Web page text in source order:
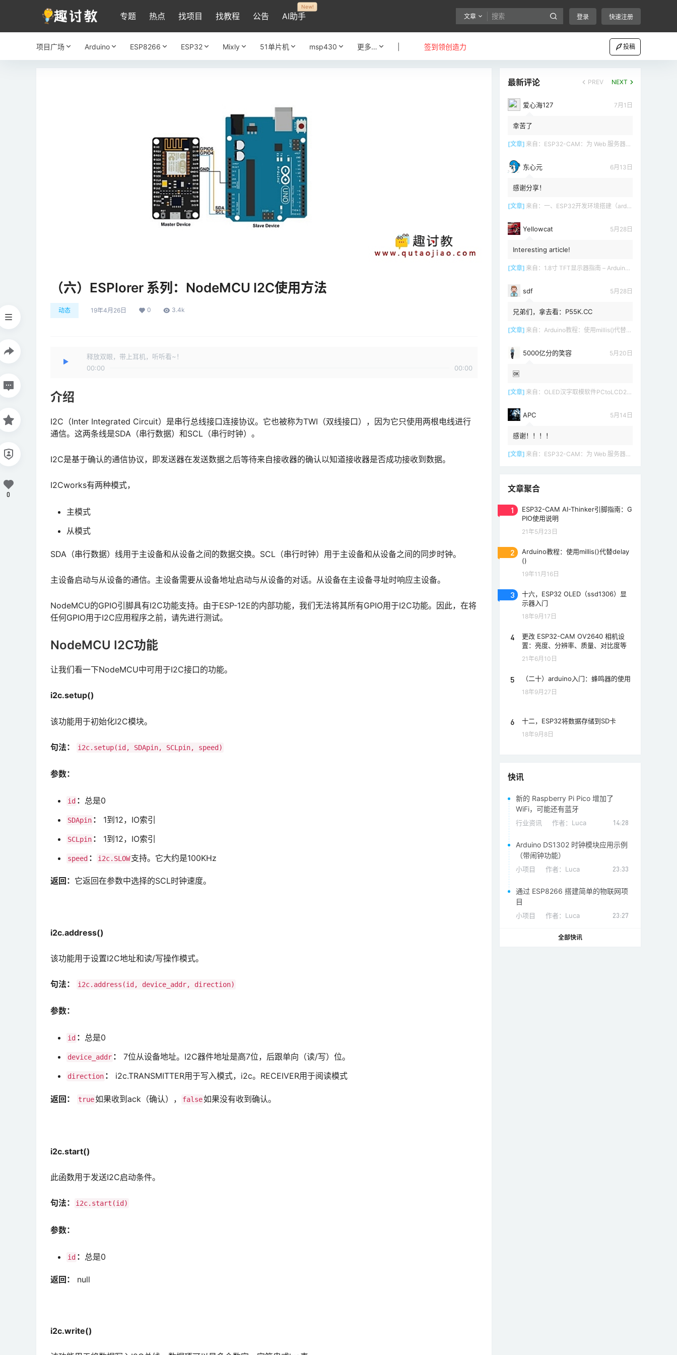
专题 热点 找项目 找教程 公告 AI助手
New!
文章 登录 快速注册
项目广场 Arduino ESP8266 ESP32 Mixly 51单片机 msp430 更多… 签到领创造力 投稿
（六）ESPlorer 系列：NodeMCU I2C使用方法
动态 19年4月26日 0 3.4k
释放双眼，带上耳机，听听看~！
00:00
00:00
介绍
I2C（Inter Integrated Circuit）是串行总线接口连接协议。它也被称为TWI（双线接口），因为它只使用两根电线进行
通信。这两条线是SDA（串行数据）和SCL（串行时钟）。
I2C是基于确认的通信协议，即发送器在发送数据之后等待来自接收器的确认以知道接收器是否成功接收到数据。
I2Cworks有两种模式，
主模式
从模式
SDA（串行数据）线用于主设备和从设备之间的数据交换。SCL（串行时钟）用于主设备和从设备之间的同步时钟。
主设备启动与从设备的通信。主设备需要从设备地址启动与从设备的对话。从设备在主设备寻址时响应主设备。
NodeMCU的GPIO引脚具有I2C功能支持。由于ESP-12E的内部功能，我们无法将其所有GPIO用于I2C功能。因此，在将
任何GPIO用于I2C应用程序之前，请先进行测试。
NodeMCU I2C功能
让我们看一下NodeMCU中可用于I2C接口的功能。
i2c.setup()
该功能用于初始化I2C模块。
句法： i2c.setup(id, SDApin, SCLpin, speed)
参数：
id ： 总是0
SDApin ： 1到12，IO索引
SCLpin ： 1到12，IO索引
speed ： i2c.SLOW支持。它大约是100KHz
返回： 它返回在参数中选择的SCL时钟速度。
i2c.address()
该功能用于设置I2C地址和读/写操作模式。
句法： i2c.address(id, device_addr, direction)
参数：
id ： 总是0
device_addr ： 7位从设备地址。I2C器件地址是高7位，后跟单向（读/写）位。
direction ： i2c.TRANSMITTER用于写入模式，i2c。RECEIVER用于阅读模式
返回： true如果收到ack（确认）， false如果没有收到确认。
i2c.start()
此函数用于发送I2C启动条件。
句法： i2c.start(id)
参数：
id ： 总是0
返回： null
i2c.write()
0
最新评论 PREV NEXT
爱心海127 7月1日
幸苦了
[文章] 来自： ESP32-CAM：为 Web 服务器（Arduino IDE）设置接入点（AP）
东心元 6月13日
感谢分享！
[文章] 来自： 一、ESP32开发环境搭建（arduino）
Yellowcat 5月28日
Interesting article!
[文章] 来自： 1.8寸 TFT显示器指南 – Arduino教程
sdf 5月28日
兄弟们，拿去看：P55K.CC
[文章] 来自： Arduino教程：使用millis()代替delay()
5000亿分的笑容 5月20日
🆗
[文章] 来自： OLED汉字取模软件PCtoLCD2002 LCD1602
APC 5月14日
感谢！！！！
[文章] 来自： ESP32-CAM：为 Web 服务器（Arduino IDE）设置接入点（AP）
文章聚合
1
ESP32-CAM AI-Thinker引脚指南：G
PIO使用说明
21年5月23日
2
Arduino教程：使用millis()代替delay
()
19年11月16日
3
十六，ESP32 OLED（ssd1306）显
示器入门
18年9月17日
4
更改 ESP32-CAM OV2640 相机设
置：亮度、分辨率、质量、对比度等
21年6月10日
5 （二十）arduino入门：蜂鸣器的使用
18年9月27日
6 十二，ESP32将数据存储到SD卡
18年9月8日
快讯
新的 Raspberry Pi Pico 增加了
WiFi，可能还有蓝牙
行业资讯 作者： Luca 14:28
Arduino DS1302 时钟模块应用示例
（带闹钟功能）
小项目 作者： Luca 23:33
通过 ESP8266 搭建简单的物联网项
目
小项目 作者： Luca 23:27
全部快讯